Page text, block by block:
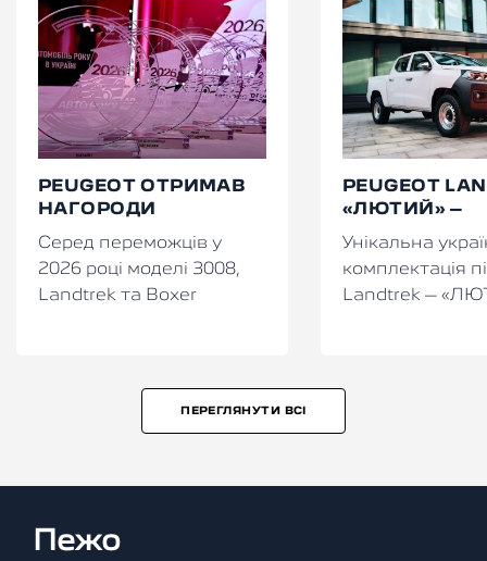
PEUGEOT ОТРИМАВ
НАГОРОДИ
«АВТОМОБІЛЬ РОКУ
В УКРАЇНІ»
Серед переможців у
2026 році моделі 3008,
Landtrek та Boxer
PEUGEOT
«ЛЮТИЙ» –
СТВОРЕНИЙ
Унікальна
комплектація
Landtrek –
ПЕРЕГЛЯНУТИ ВСІ
Пежо